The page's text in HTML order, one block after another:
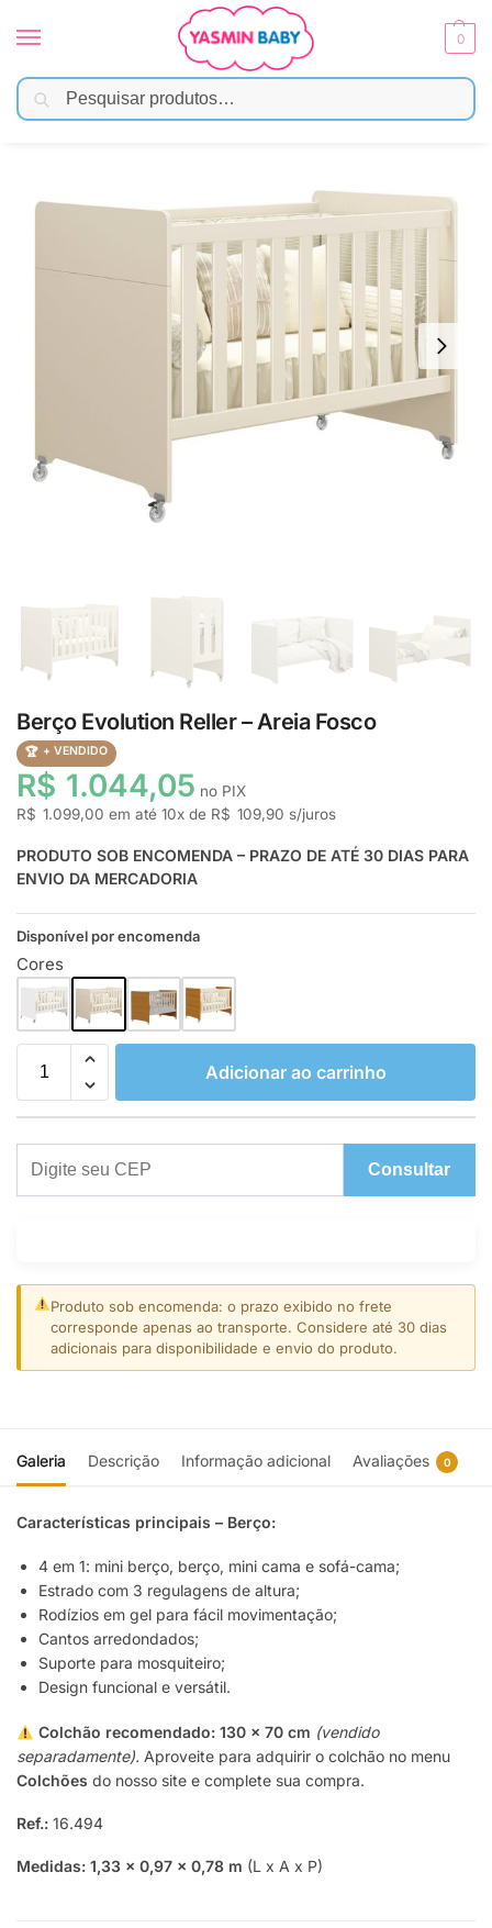
0
Início Móveis Infantis / Berço /
Berço Evolution Reller – Areia Fosco
+ VENDIDO
R$ 1.044,05 no PIX
R$ 1.099,00 em até 10x de R$ 109,90 s/juros
PRODUTO SOB ENCOMENDA – PRAZO DE ATÉ 30 DIAS PARA
ENVIO DA MERCADORIA
Disponível por encomenda
Cores
Adicionar ao carrinho
Consultar
Produto sob encomenda: o prazo exibido no frete
corresponde apenas ao transporte. Considere até 30 dias
adicionais para disponibilidade e envio do produto.
Galeria Descrição Informação adicional Avaliações 0
Características principais – Berço:
4 em 1: mini berço, berço, mini cama e sofá-cama;
Estrado com 3 regulagens de altura;
Rodízios em gel para fácil movimentação;
Cantos arredondados;
Suporte para mosquiteiro;
Design funcional e versátil.
Colchão recomendado: 130 x 70 cm (vendido
separadamente). Aproveite para adquirir o colchão no menu
Colchões do nosso site e complete sua compra.
Ref.: 16.494
Medidas: 1,33 x 0,97 x 0,78 m (L x A x P)